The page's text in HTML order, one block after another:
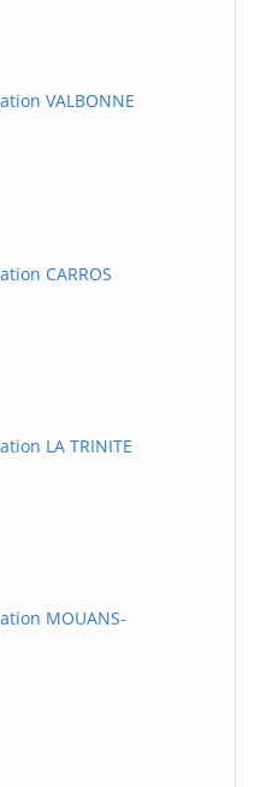
VALBONNE
CARROS
LA TRINITE
MOUANS-